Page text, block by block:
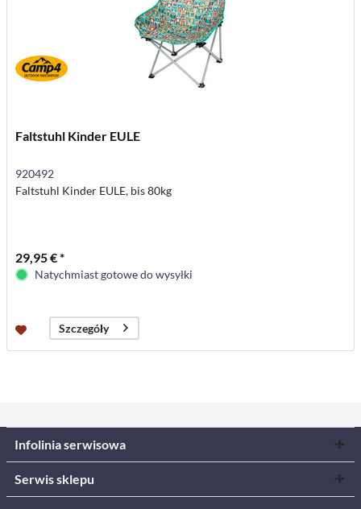
Faltstuhl Kinder EULE
920492
Faltstuhl Kinder EULE, bis 80kg
29,95 € *
Natychmiast gotowe do wysyłki
Szczegóły
Infolinia serwisowa
Serwis sklepu